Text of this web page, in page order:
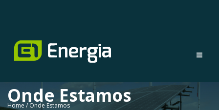
Onde Estamos
Home / Onde Estamos